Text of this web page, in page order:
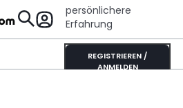
persönlichere
Erfahrung
REGISTRIEREN /
ANMELDEN